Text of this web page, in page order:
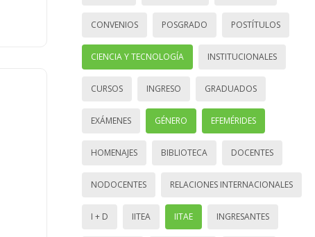
CONVENIOS POSGRADO POSTÍTULOS
CIENCIA Y TECNOLOGÍA INSTITUCIONALES
CURSOS INGRESO GRADUADOS
EXÁMENES GÉNERO EFEMÉRIDES
HOMENAJES BIBLIOTECA DOCENTES
NODOCENTES RELACIONES INTERNACIONALES
I + D IITEA IITAE INGRESANTES